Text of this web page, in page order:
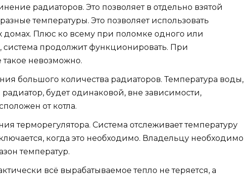
радиаторов. Это позволяет в отдельно взятой
температуры. Это позволяет использовать
домах. Плюс ко всему при поломке одного или
система продолжит функционировать. При
невозможно.
большого количества радиаторов. Температура воды,
будет одинаковой, вне зависимости,
от котла.
терморегулятора. Система отслеживает температуру
когда это необходимо. Владельцу необходимо
температур.
всё вырабатываемое тепло не теряется, а